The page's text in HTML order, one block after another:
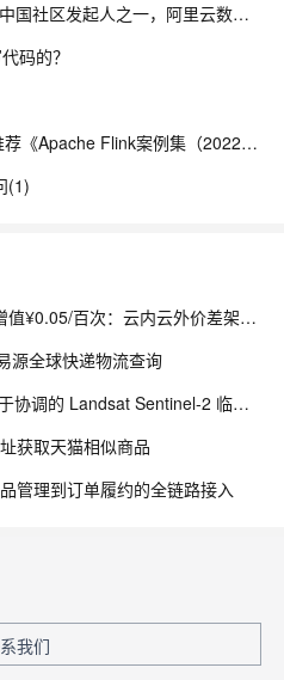
【大咖问答】对话PostgreSQL 中国社区发起人之一，阿里云数据库高级专家 德哥
码的？
【藏经阁一起读（27）】本周推荐《Apache Flink案例集（2022版）》，你有哪些心得？
(1)
☁️《抖店API基础¥0.018/百次·增值¥0.05/百次：云内云外价差架构实战》（附Python源码）
源全球快递物流查询
OPERA 陆地表面扰动警报（基于协调的 Landsat Sentinel-2 临时产品，版本 0）
获取天猫相似商品
管理到订单履约的全链路接入
我们